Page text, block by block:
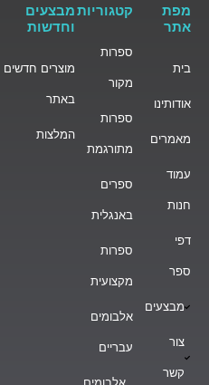
מפת
אתר
בית
אודותינו
מאמרים
עמוד
חנות
דפי
ספר
מבצעים
צור
קשר
קטגוריות
ספרות
מקור
ספרות
מתורגמת
ספרים
באנגלית
ספרות
מקצועית
אלבומים
עבריים
מבצעים
וחדשות
מוצרים חדשים
באתר
המלצות